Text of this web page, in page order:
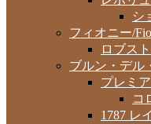
シ
フィオニー/
ロブス
ブルン・デル
プレミ
コ
1787 レ